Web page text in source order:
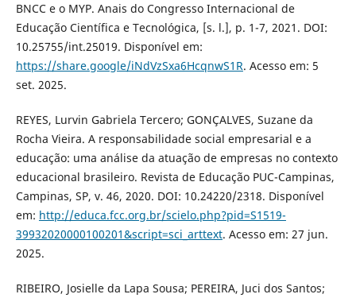
BNCC e o MYP. Anais do Congresso Internacional de
Educação Científica e Tecnológica, [s. l.], p. 1-7, 2021. DOI:
10.25755/int.25019. Disponível em:
https://share.google/iNdVzSxa6HcqnwS1R. Acesso em: 5
set. 2025.
REYES, Lurvin Gabriela Tercero; GONÇALVES, Suzane da
Rocha Vieira. A responsabilidade social empresarial e a
educação: uma análise da atuação de empresas no contexto
educacional brasileiro. Revista de Educação PUC-Campinas,
Campinas, SP, v. 46, 2020. DOI: 10.24220/2318. Disponível
em: http://educa.fcc.org.br/scielo.php?pid=S1519-
39932020000100201&script=sci_arttext. Acesso em: 27 jun.
2025.
RIBEIRO, Josielle da Lapa Sousa; PEREIRA, Juci dos Santos;